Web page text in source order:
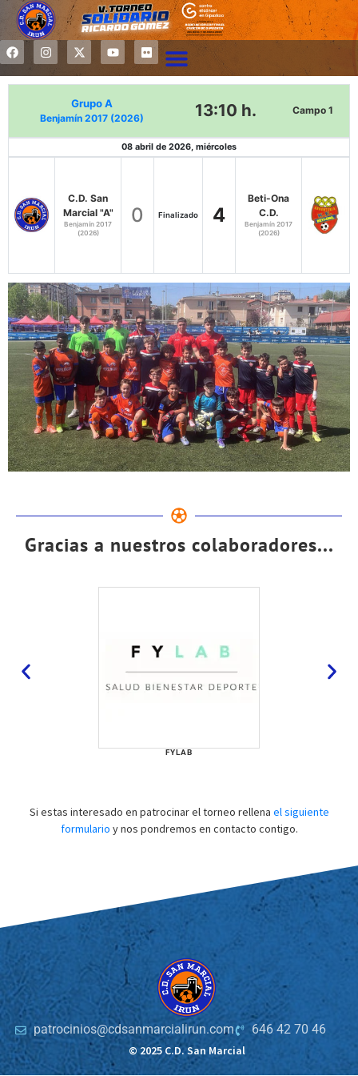
Grupo A
Benjamín 2017 (2026) 13:10 h. Campo 1
08 abril de 2026, miércoles
C.D. San
Marcial "A"
Benjamín 2017
(2026)
0 Finalizado 4
Beti-Ona
C.D.
Benjamín 2017
(2026)
Gracias a nuestros colaboradores...
FYLAB
Si estas interesado en patrocinar el torneo rellena el siguiente
formulario y nos pondremos en contacto contigo.
patrocinios@cdsanmarcialirun.com
646 42 70 46
© 2025 C.D. San Marcial